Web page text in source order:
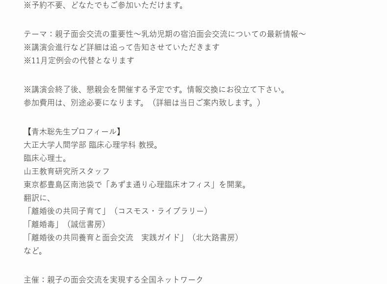
※予約不要、どなたでもご参加いただけます。
テーマ：親子面会交流の重要性～乳幼児期の宿泊面会交流についての最新情報～
※講演会進行など詳細は追って告知させていただきます
※11月定例会の代替となります
※講演会終了後、懇親会を開催する予定です。情報交換にお役立て下さい。
参加費用は、別途必要になります。（詳細は当日ご案内致します。）
【青木聡先生プロフィール】
大正大学人間学部 臨床心理学科 教授。
臨床心理士。
山王教育研究所スタッフ
東京都豊島区南池袋で「あずま通り心理臨床オフィス」を開業。
翻訳に、
「離婚後の共同子育て」（コスモス・ライブラリー）
「離婚毒」（誠信書房）
「離婚後の共同養育と面会交流 実践ガイド」（北大路書房）
など。
主催：親子の面会交流を実現する全国ネットワーク